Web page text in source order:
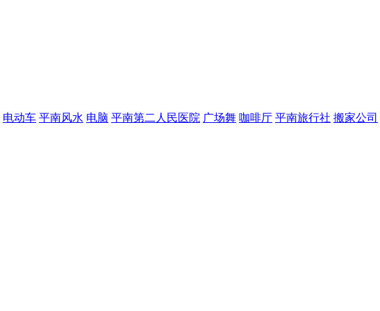
电动车 平南风水 电脑 平南第二人民医院 广场舞 咖啡厅 平南旅行社 搬家公司